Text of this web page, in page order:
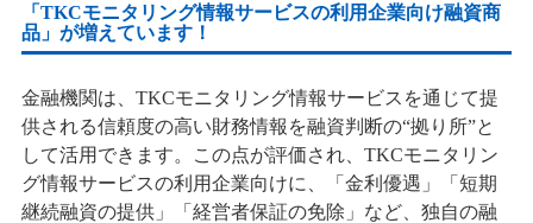
「TKCモニタリング情報サービスの利用企業向け融資商
品」が増えています！
金融機関は、TKCモニタリング情報サービスを通じて提
供される信頼度の高い財務情報を融資判断の“拠り所”と
して活用できます。この点が評価され、TKCモニタリン
グ情報サービスの利用企業向けに、「金利優遇」「短期
継続融資の提供」「経営者保証の免除」など、独自の融